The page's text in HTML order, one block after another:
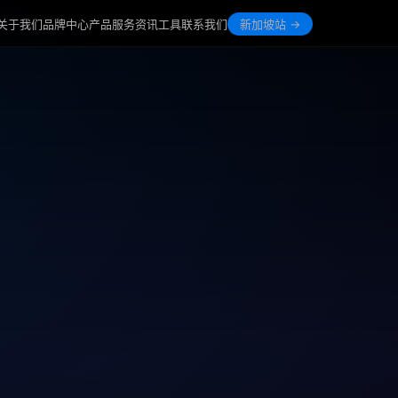
于我们品牌中心产品服务资讯工具联系我们 新加坡站 →